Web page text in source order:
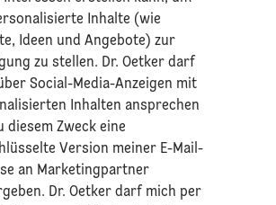
Inhalte (wie
Ideen und Angebote) zur
zu stellen. Dr. Oetker darf
Social-Media-Anzeigen mit
Inhalten ansprechen
diesem Zweck eine
Version meiner E-Mail-
an Marketingpartner
Dr. Oetker darf mich per